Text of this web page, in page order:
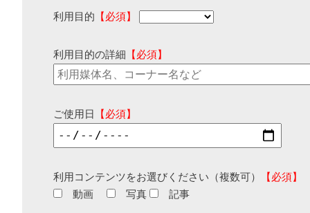
利用目的 【必須】
利用目的の詳細 【必須】
ご使用日 【必須】
利用コンテンツをお選びください（複数可）
【必須】
動画
写真 記事